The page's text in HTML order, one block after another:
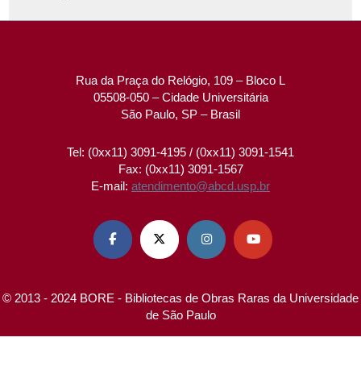
Rua da Praça do Relógio, 109 – Bloco L
05508-050 – Cidade Universitária
São Paulo, SP – Brasil
Tel: (0xx11) 3091-4195 / (0xx11) 3091-1541
Fax: (0xx11) 3091-1567
E-mail: atendimento@abcd.usp.br
   
© 2013 - 2024 BORE - Bibliotecas de Obras Raras da Universidade
de São Paulo